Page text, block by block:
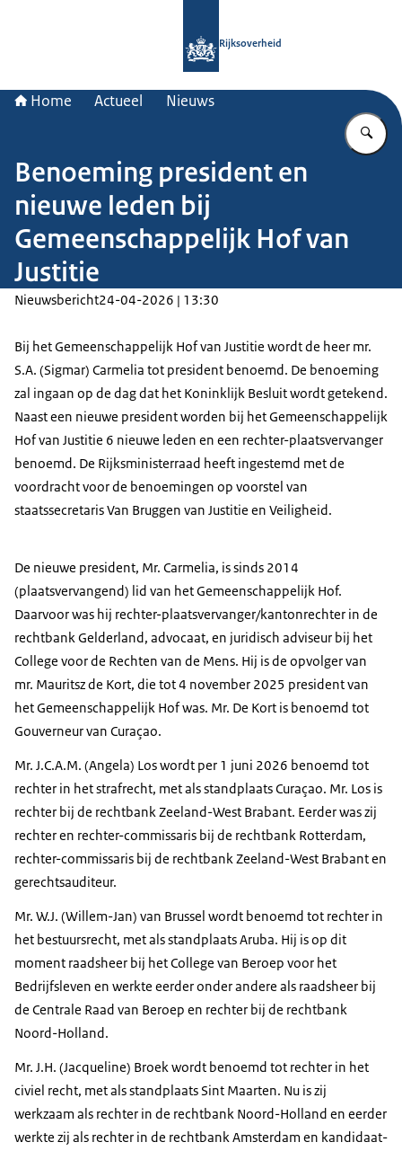
Rijksoverheid
Home Actueel Nieuws
Benoeming president en
nieuwe leden bij
Gemeenschappelijk Hof van
Justitie
Nieuwsbericht24-04-2026 | 13:30
Bij het Gemeenschappelijk Hof van Justitie wordt de heer mr.
S.A. (Sigmar) Carmelia tot president benoemd. De benoeming
zal ingaan op de dag dat het Koninklijk Besluit wordt getekend.
Naast een nieuwe president worden bij het Gemeenschappelijk
Hof van Justitie 6 nieuwe leden en een rechter-plaatsvervanger
benoemd. De Rijksministerraad heeft ingestemd met de
voordracht voor de benoemingen op voorstel van
staatssecretaris Van Bruggen van Justitie en Veiligheid.
De nieuwe president, Mr. Carmelia, is sinds 2014
(plaatsvervangend) lid van het Gemeenschappelijk Hof.
Daarvoor was hij rechter-plaatsvervanger/kantonrechter in de
rechtbank Gelderland, advocaat, en juridisch adviseur bij het
College voor de Rechten van de Mens. Hij is de opvolger van
mr. Mauritsz de Kort, die tot 4 november 2025 president van
het Gemeenschappelijk Hof was. Mr. De Kort is benoemd tot
Gouverneur van Curaçao.
Mr. J.C.A.M. (Angela) Los wordt per 1 juni 2026 benoemd tot
rechter in het strafrecht, met als standplaats Curaçao. Mr. Los is
rechter bij de rechtbank Zeeland-West Brabant. Eerder was zij
rechter en rechter-commissaris bij de rechtbank Rotterdam,
rechter-commissaris bij de rechtbank Zeeland-West Brabant en
gerechtsauditeur.
Mr. W.J. (Willem-Jan) van Brussel wordt benoemd tot rechter in
het bestuursrecht, met als standplaats Aruba. Hij is op dit
moment raadsheer bij het College van Beroep voor het
Bedrijfsleven en werkte eerder onder andere als raadsheer bij
de Centrale Raad van Beroep en rechter bij de rechtbank
Noord-Holland.
Mr. J.H. (Jacqueline) Broek wordt benoemd tot rechter in het
civiel recht, met als standplaats Sint Maarten. Nu is zij
werkzaam als rechter in de rechtbank Noord-Holland en eerder
werkte zij als rechter in de rechtbank Amsterdam en kandidaat-